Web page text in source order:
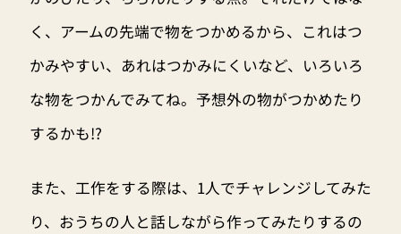
く、アームの先端で物をつかめるから、これはつ
かみやすい、あれはつかみにくいなど、いろいろ
な物をつかんでみてね。予想外の物がつかめたり
するかも!?
また、工作をする際は、1人でチャレンジしてみた
り、おうちの人と話しながら作ってみたりするの